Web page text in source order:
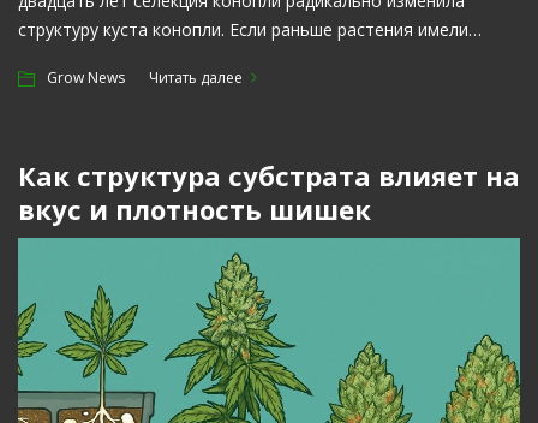
структуру куста конопли. Если раньше растения имели…
Grow News Читать далее
Как структура субстрата влияет на
вкус и плотность шишек